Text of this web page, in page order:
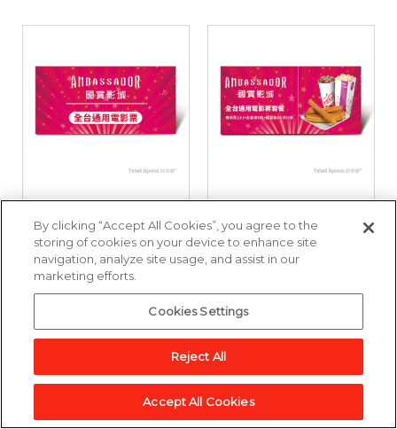
影票好禮即享券
3,857點
加入兌換清單
影票套餐好禮即享券
加入兌換清單
By clicking “Accept All Cookies”, you agree to the
storing of cookies on your device to enhance site
navigation, analyze site usage, and assist in our
marketing efforts.
Cookies Settings
Reject All
Accept All Cookies